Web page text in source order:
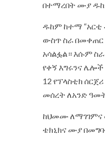
በተማረበት ሙያ
ዱከም ከተማ “አርቲ
ውስጥ ስራ በመቀጠር
አሳልፏል። እሱም
የቀኝ እግሩንና
12 የፕላስቲክ
መሰረት ለአንድ
ከህመሙ ለማገገምና
ቴክኒክና ሙያ